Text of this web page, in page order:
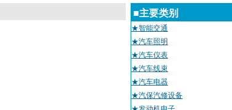
■主要类别
★智能交通
★汽车照明
★汽车仪表
★汽车线束
★汽车电器
★汽保汽修设备